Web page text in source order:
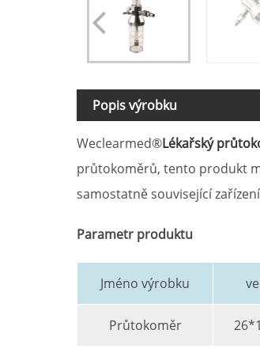
Popis výrobku
Weclearmed®Lékařský
průtokoměrů, tento produkt
samostatně související
Parametr produktu
Jméno výrobku
Průtokoměr